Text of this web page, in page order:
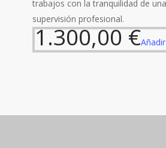
trabajos con la tranquilidad de una
supervisión profesional.
1.300,00€